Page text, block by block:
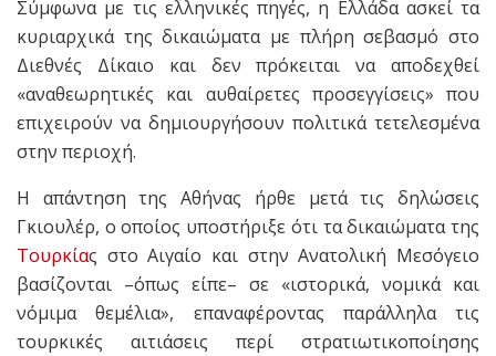
Σύμφωνα με τις ελληνικές πηγές, η Ελλάδα ασκεί τα
κυριαρχικά της δικαιώματα με πλήρη σεβασμό στο
Διεθνές Δίκαιο και δεν πρόκειται να αποδεχθεί
«αναθεωρητικές και αυθαίρετες προσεγγίσεις» που
επιχειρούν να δημιουργήσουν πολιτικά τετελεσμένα
στην περιοχή.
Η απάντηση της Αθήνας ήρθε μετά τις δηλώσεις
Γκιουλέρ, ο οποίος υποστήριξε ότι τα δικαιώματα της
Τουρκίας στο Αιγαίο και στην Ανατολική Μεσόγειο
βασίζονται –όπως είπε– σε «ιστορικά, νομικά και
νόμιμα θεμέλια», επαναφέροντας παράλληλα τις
τουρκικές αιτιάσεις περί στρατιωτικοποίησης